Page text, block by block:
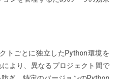
ン
を
使
トごとに独立したPython環境を
より、異なるプロジェクト間で